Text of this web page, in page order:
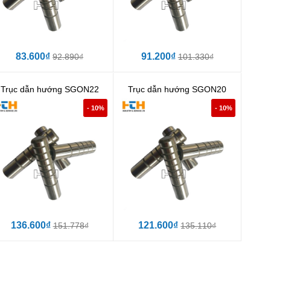
83.600₫92.890₫ 91.200₫101.330₫
Trục dẫn hướng SGON22
- 10%
136.600₫151.778₫
Trục dẫn hướng SGON20
- 10%
121.600₫135.110₫